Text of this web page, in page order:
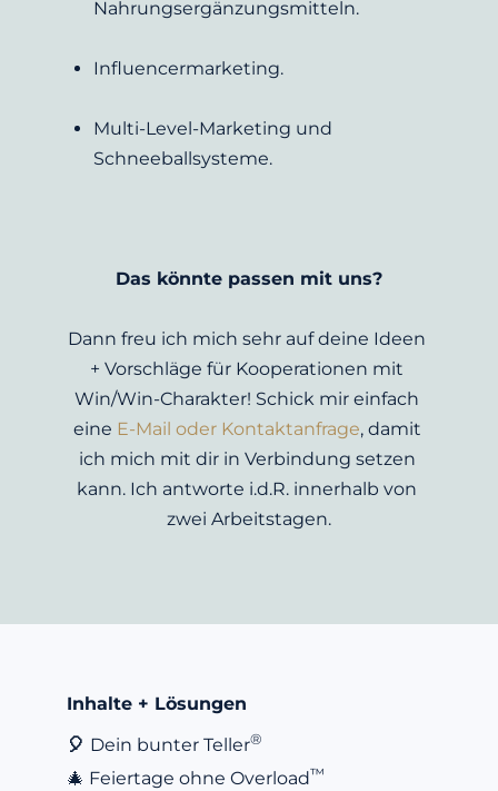
Nahrungsergänzungsmitteln.
Influencermarketing.
Multi-Level-Marketing und
Schneeballsysteme.
Das könnte passen mit uns?
Dann freu ich mich sehr auf deine Ideen
+ Vorschläge für Kooperationen mit
Win/Win-Charakter! Schick mir einfach
eine E-Mail oder Kontaktanfrage, damit
ich mich mit dir in Verbindung setzen
kann. Ich antworte i.d.R. innerhalb von
zwei Arbeitstagen.
Inhalte + Lösungen
🎈 Dein bunter Teller®
🎄 Feiertage ohne Overload™